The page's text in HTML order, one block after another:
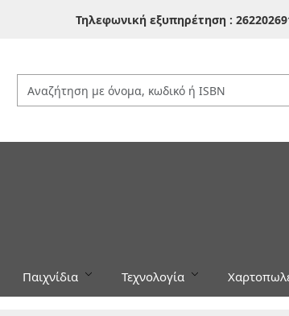
Τηλεφωνική εξυπηρέτηση :
Παιχνίδια Τεχνολογία